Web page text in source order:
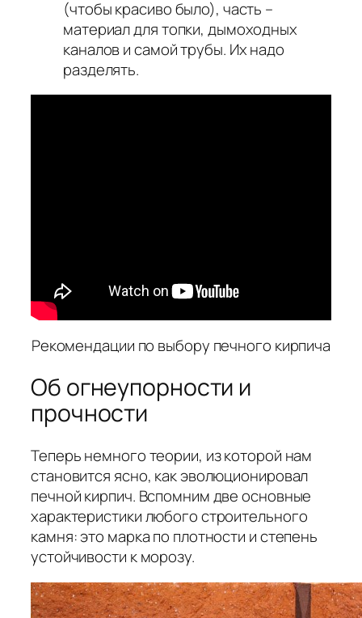
(чтобы красиво было), часть –
материал для топки, дымоходных
каналов и самой трубы. Их надо
разделять.
Рекомендации по выбору печного кирпича
Об огнеупорности и
прочности
Теперь немного теории, из которой нам
становится ясно, как эволюционировал
печной кирпич. Вспомним две основные
характеристики любого строительного
камня: это марка по плотности и степень
устойчивости к морозу.